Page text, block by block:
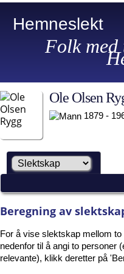
Hemneslekt
Folk
Ole Olsen
1879 -
Beregning av
For å vise slektskap mellom
nedenfor til å angi to personer
relevante), klikk deretter på